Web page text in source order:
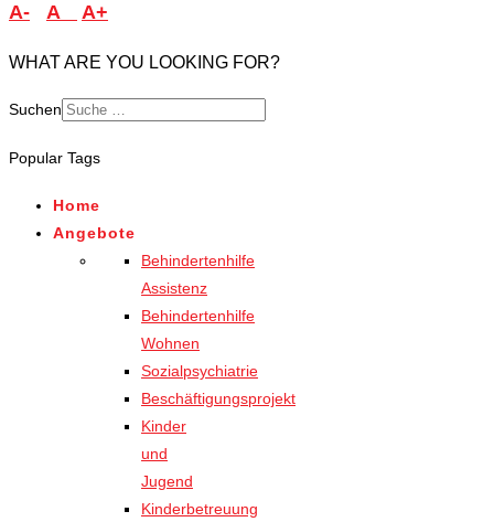
A- A A+
WHAT ARE YOU LOOKING FOR?
Suchen
Popular Tags
Home
Angebote
Behindertenhilfe
Assistenz
Behindertenhilfe
Wohnen
Sozialpsychiatrie
Beschäftigungsprojekt
Kinder
und
Jugend
Kinderbetreuung